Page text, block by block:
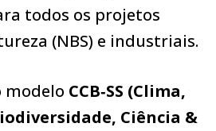
todos os projetos
(NBS) e industriais.
modelo CCB‑SS (Clima,
Ciência &